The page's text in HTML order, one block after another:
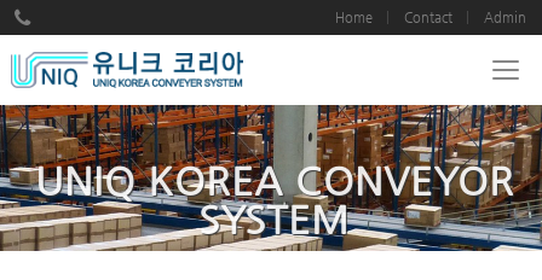
Home Contact Admin
UNIQ KOREA CONVEYOR
SYSTEM